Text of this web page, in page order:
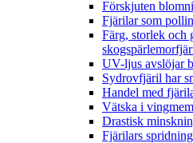
Förskjuten
Fjärilar som
Färg, storlek och
UV-ljus avslöjar
Sydrovfjäril har
Handel med
Vätska i
Drastisk
Fjärilars